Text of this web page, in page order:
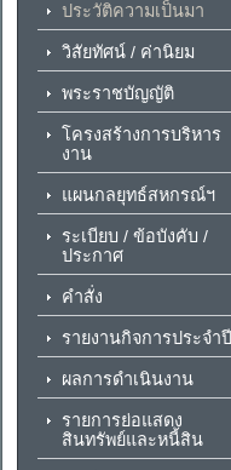
ประวัติความเป็นมา
วิสัยทัศน์ / ค่านิยม
พระราชบัญญัติ
โครงสร้างการบริหาร
งาน
แผนกลยุทธ์สหกรณ์ฯ
ระเบียบ / ข้อบังคับ /
ประกาศ
คำสั่ง
รายงานกิจการประจำปี
ผลการดำเนินงาน
รายการย่อแสดง
สินทรัพย์และหนี้สิน